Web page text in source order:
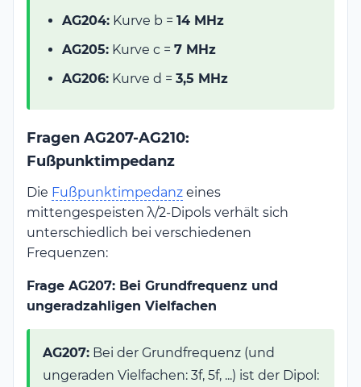
AG204: Kurve b = 14 MHz
AG205: Kurve c = 7 MHz
AG206: Kurve d = 3,5 MHz
Fragen AG207-AG210:
Fußpunktimpedanz
Die Fußpunktimpedanz eines
mittengespeisten λ/2-Dipols verhält sich
unterschiedlich bei verschiedenen
Frequenzen:
Frage AG207: Bei Grundfrequenz und
ungeradzahligen Vielfachen
AG207: Bei der Grundfrequenz (und
ungeraden Vielfachen: 3f, 5f, ...) ist der Dipol: